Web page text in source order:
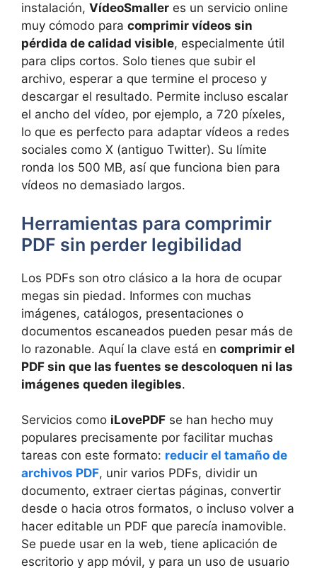
instalación, VídeoSmaller es un servicio online
muy cómodo para comprimir vídeos sin
pérdida de calidad visible, especialmente útil
para clips cortos. Solo tienes que subir el
archivo, esperar a que termine el proceso y
descargar el resultado. Permite incluso escalar
el ancho del vídeo, por ejemplo, a 720 píxeles,
lo que es perfecto para adaptar vídeos a redes
sociales como X (antiguo Twitter). Su límite
ronda los 500 MB, así que funciona bien para
vídeos no demasiado largos.
Herramientas para comprimir
PDF sin perder legibilidad
Los PDFs son otro clásico a la hora de ocupar
megas sin piedad. Informes con muchas
imágenes, catálogos, presentaciones o
documentos escaneados pueden pesar más de
lo razonable. Aquí la clave está en comprimir el
PDF sin que las fuentes se descoloquen ni las
imágenes queden ilegibles.
Servicios como iLovePDF se han hecho muy
populares precisamente por facilitar muchas
tareas con este formato: reducir el tamaño de
archivos PDF, unir varios PDFs, dividir un
documento, extraer ciertas páginas, convertir
desde o hacia otros formatos, o incluso volver a
hacer editable un PDF que parecía inamovible.
Se puede usar en la web, tiene aplicación de
escritorio y app móvil, y para un uso de usuario